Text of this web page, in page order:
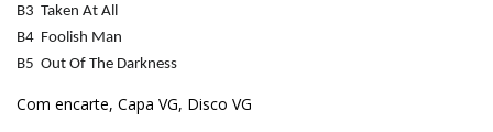
B3 Taken At All
B4 Foolish Man
B5 Out Of The Darkness
Com encarte, Capa VG, Disco VG